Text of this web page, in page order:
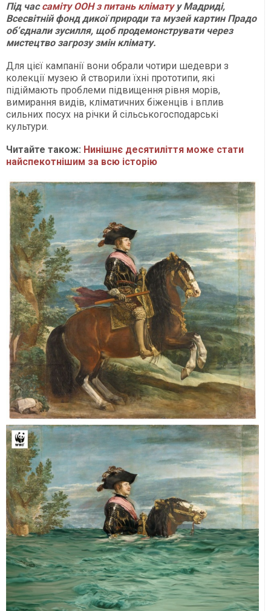
Під чассаміту ООН з питань кліматуу Мадриді,
Всесвітній фонд дикої природи та музей картин Прадо
об’єднали зусилля, щоб продемонструвати через
мистецтво загрозу змін клімату.
Для цієї кампанії вони обрали чотири шедеври з
колекції музею й створили їхні прототипи, які
підіймають проблеми підвищення рівня морів,
вимирання видів, кліматичних біженців і вплив
сильних посух на річки й сільськогосподарські
культури.
Читайте також: Нинішнє десятиліття може стати
найспекотнішим за всю історію